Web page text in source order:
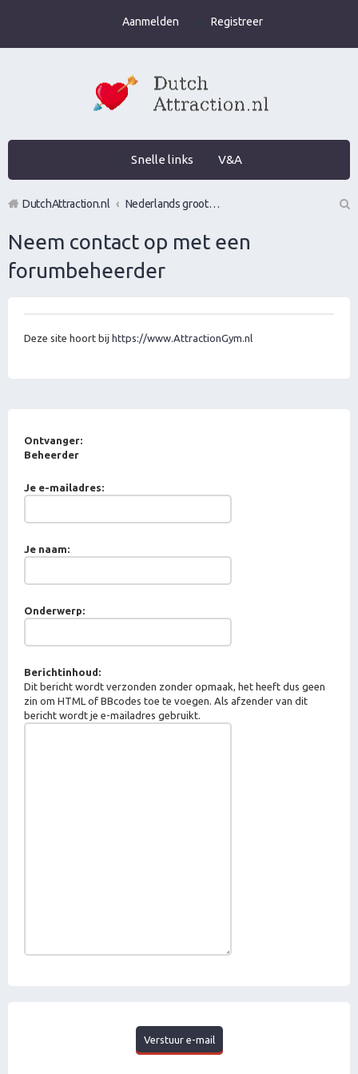
Aanmelden Registreer
Snelle links V&A
DutchAttraction.nl
Nederlands grootste Dutch Attraction, Lifestyle, Vrouwen versieren en Pick-Up (PUA) Forum
Neem contact op met een
forumbeheerder
Deze site hoort bij https://www.AttractionGym.nl
Ontvanger:
Beheerder
Je e-mailadres:
Je naam:
Onderwerp:
Berichtinhoud:
Dit bericht wordt verzonden zonder opmaak, het heeft dus geen
zin om HTML of BBcodes toe te voegen. Als afzender van dit
bericht wordt je e-mailadres gebruikt.